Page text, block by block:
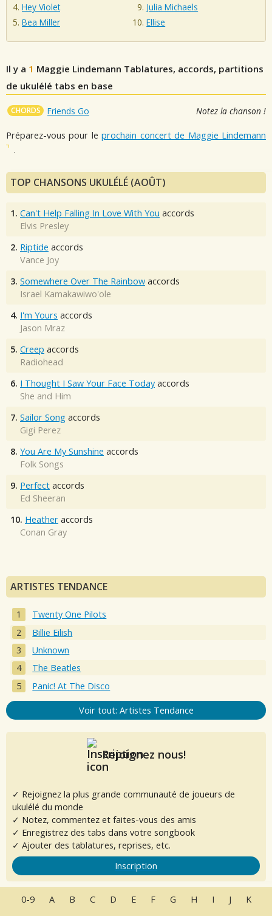
Hey Violet
Bea Miller
Julia Michaels
Ellise
Il y a 1 Maggie Lindemann Tablatures, accords, partitions
de ukulélé tabs en base
CHORDS Friends Go Notez la chanson !
Préparez-vous pour leprochain concert de Maggie Lindemann
.
TOP CHANSONS UKULÉLÉ (AOÛT)
1. Can't Help Falling In Love With You accords
Elvis Presley
2. Riptide accords
Vance Joy
3. Somewhere Over The Rainbow accords
Israel Kamakawiwo'ole
4. I'm Yours accords
Jason Mraz
5. Creep accords
Radiohead
6. I Thought I Saw Your Face Today accords
She and Him
7. Sailor Song accords
Gigi Perez
8. You Are My Sunshine accords
Folk Songs
9. Perfect accords
Ed Sheeran
10. Heather accords
Conan Gray
ARTISTES TENDANCE
Twenty One Pilots
Billie Eilish
Unknown
The Beatles
Panic! At The Disco
Voir tout: Artistes Tendance
Rejoignez nous!
✓ Rejoignez la plus grande communauté de joueurs de
ukulélé du monde
✓ Notez, commentez et faites-vous des amis
✓ Enregistrez des tabs dans votre songbook
✓ Ajouter des tablatures, reprises, etc.
Inscription
0-9 A B C D E F G H I J K